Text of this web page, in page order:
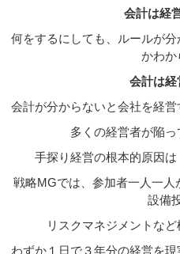
会計は経
何をするにしても、ルールが
かわか
会計は経
会計が分からないと会社を経
多くの経営者が陥っ
手探り経営の根本的原因
戦略MGでは、参加者一人一人
設備
リスクマネジメントなど
わずか１日で３年分の経営を